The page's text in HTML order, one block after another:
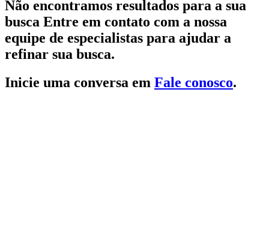
Não encontramos resultados para a sua
busca Entre em contato com a nossa
equipe de especialistas para ajudar a
refinar sua busca.
Inicie uma conversa em Fale conosco.